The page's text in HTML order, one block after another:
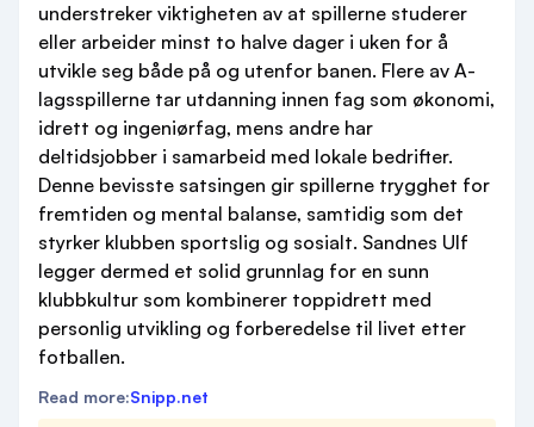
understreker viktigheten av at spillerne studerer
eller arbeider minst to halve dager i uken for å
utvikle seg både på og utenfor banen. Flere av A-
lagsspillerne tar utdanning innen fag som økonomi,
idrett og ingeniørfag, mens andre har
deltidsjobber i samarbeid med lokale bedrifter.
Denne bevisste satsingen gir spillerne trygghet for
fremtiden og mental balanse, samtidig som det
styrker klubben sportslig og sosialt. Sandnes Ulf
legger dermed et solid grunnlag for en sunn
klubbkultur som kombinerer toppidrett med
personlig utvikling og forberedelse til livet etter
fotballen.
Read more:Snipp.net